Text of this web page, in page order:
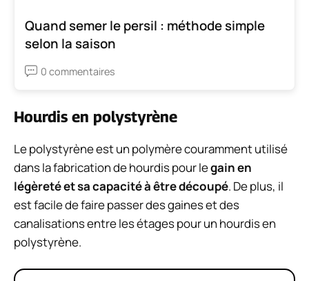
Quand semer le persil : méthode simple
selon la saison
0 commentaires
Hourdis en polystyrène
Le polystyrène est un polymère couramment utilisé
dans la fabrication de hourdis pour legain en
légèreté et sa capacité à être découpé. De plus, il
est facile de faire passer des gaines et des
canalisations entre les étages pour un hourdis en
polystyrène.